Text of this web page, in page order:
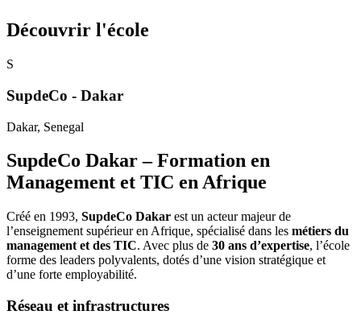
Découvrir l'école
S
SupdeCo - Dakar
Dakar, Senegal
SupdeCo Dakar – Formation en
Management et TIC en Afrique
Créé en 1993, SupdeCo Dakar est un acteur majeur de
l’enseignement supérieur en Afrique, spécialisé dans les métiers du
management et des TIC. Avec plus de 30 ans d’expertise, l’école
forme des leaders polyvalents, dotés d’une vision stratégique et
d’une forte employabilité.
Réseau et infrastructures